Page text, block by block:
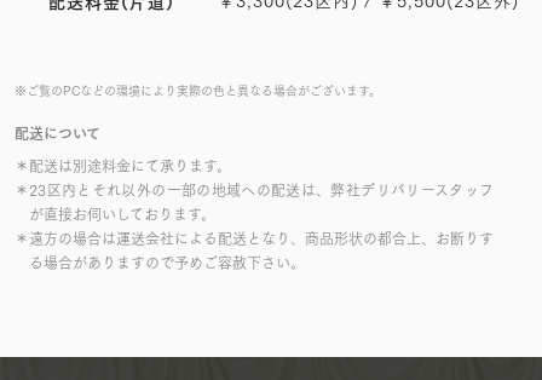
※ご覧のPCなどの環境により実際の色と異なる場合がございます。
配送について
＊配送は別途料金にて承ります。
＊23区内とそれ以外の一部の地域への配送は、弊社デリバリースタッフ
が直接お伺いしております。
＊遠方の場合は運送会社による配送となり、商品形状の都合上、お断りす
る場合がありますので予めご容赦下さい。